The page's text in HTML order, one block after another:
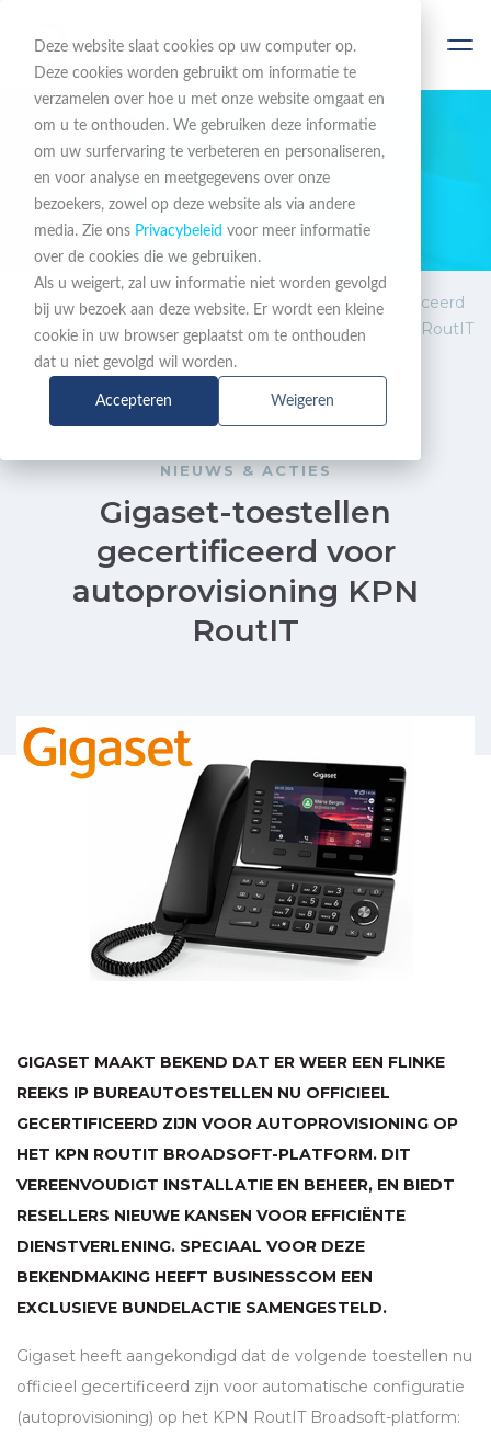
Deze website slaat cookies op uw computer op.
Deze cookies worden gebruikt om informatie te
verzamelen over hoe u met onze website omgaat en
om u te onthouden. We gebruiken deze informatie
om uw surfervaring te verbeteren en personaliseren,
en voor analyse en meetgegevens over onze
bezoekers, zowel op deze website als via andere
media. Zie ons Privacybeleid voor meer informatie
over de cookies die we gebruiken.
Als u weigert, zal uw informatie niet worden gevolgd
bij uw bezoek aan deze website. Er wordt een kleine
cookie in uw browser geplaatst om te onthouden
dat u niet gevolgd wil worden.
Accepteren Weigeren
BLIJF OP DE HOOGTE
Nieuws & Acties
Nieuws
& Acties
Gigaset-toestellen gecertificeerd
voor autoprovisioning KPN RoutIT
NIEUWS & ACTIES
Gigaset-toestellen
gecertificeerd voor
autoprovisioning KPN
RoutIT
GIGASET MAAKT BEKEND DAT ER WEER EEN FLINKE
REEKS IP BUREAUTOESTELLEN NU OFFICIEEL
GECERTIFICEERD ZIJN VOOR AUTOPROVISIONING OP
HET KPN ROUTIT BROADSOFT-PLATFORM. DIT
VEREENVOUDIGT INSTALLATIE EN BEHEER, EN BIEDT
RESELLERS NIEUWE KANSEN VOOR EFFICIËNTE
DIENSTVERLENING. SPECIAAL VOOR DEZE
BEKENDMAKING HEEFT BUSINESSCOM EEN
EXCLUSIEVE BUNDELACTIE SAMENGESTELD.
Gigaset heeft aangekondigd dat de volgende toestellen nu
officieel gecertificeerd zijn voor automatische configuratie
(autoprovisioning) op het KPN RoutIT Broadsoft-platform: